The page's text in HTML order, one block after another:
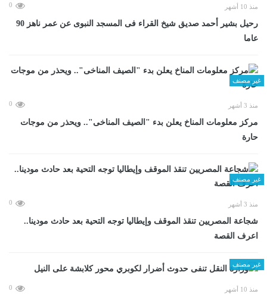
منذ 10 أشهر 0
رحيل بشير أحمد صديق شيخ القراء فى المسجد النبوى عن عمر ناهز 90
عاما
غير مصنف
منذ 3 أشهر 0
مركز معلومات المناخ يعلن بدء "الصيف المناخى".. ويحذر من موجات
حارة
غير مصنف
منذ 3 أشهر 0
شجاعة المصريين تنقذ الموقف وإيطاليا توجه التحية بعد حادث مودينا..
اعرف القصة
غير مصنف
منذ 10 أشهر 0